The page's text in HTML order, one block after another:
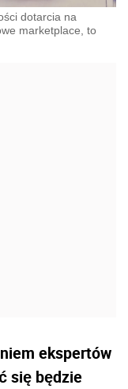
dotarcia na
marketplace, to
ekspertów
się będzie